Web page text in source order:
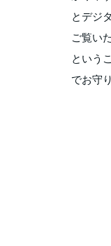
とデジ
ご覧い
という
でお守